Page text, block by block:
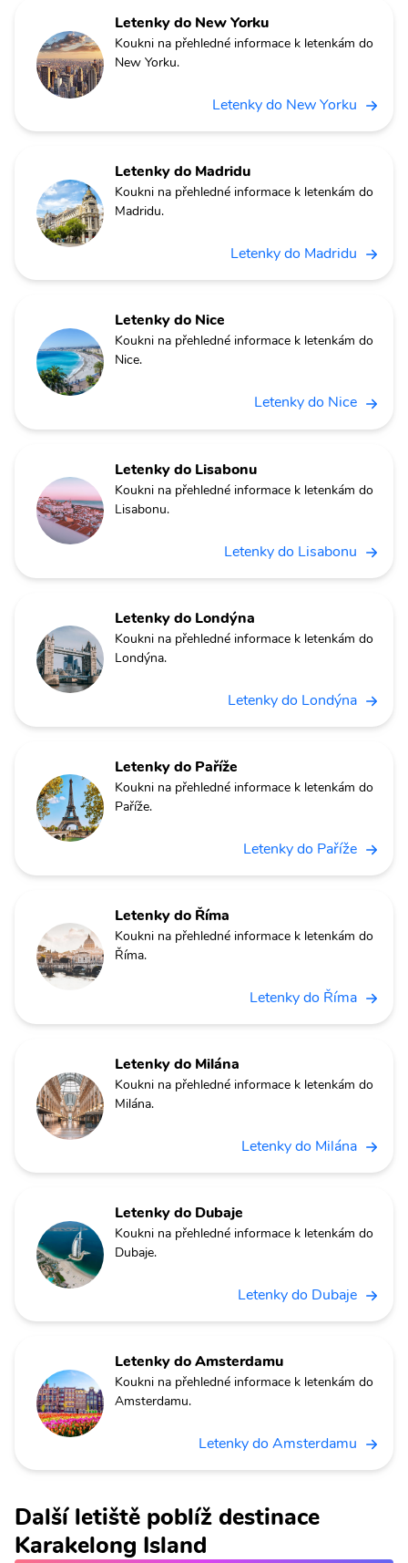
Letenky do New Yorku
Koukni na přehledné informace k letenkám do
New Yorku.
Letenky do New Yorku
Letenky do Madridu
Koukni na přehledné informace k letenkám do
Madridu.
Letenky do Madridu
Letenky do Nice
Koukni na přehledné informace k letenkám do
Nice.
Letenky do Nice
Letenky do Lisabonu
Koukni na přehledné informace k letenkám do
Lisabonu.
Letenky do Lisabonu
Letenky do Londýna
Koukni na přehledné informace k letenkám do
Londýna.
Letenky do Londýna
Letenky do Paříže
Koukni na přehledné informace k letenkám do
Paříže.
Letenky do Paříže
Letenky do Říma
Koukni na přehledné informace k letenkám do
Říma.
Letenky do Říma
Letenky do Milána
Koukni na přehledné informace k letenkám do
Milána.
Letenky do Milána
Letenky do Dubaje
Koukni na přehledné informace k letenkám do
Dubaje.
Letenky do Dubaje
Letenky do Amsterdamu
Koukni na přehledné informace k letenkám do
Amsterdamu.
Letenky do Amsterdamu
Další letiště poblíž destinace
Karakelong Island